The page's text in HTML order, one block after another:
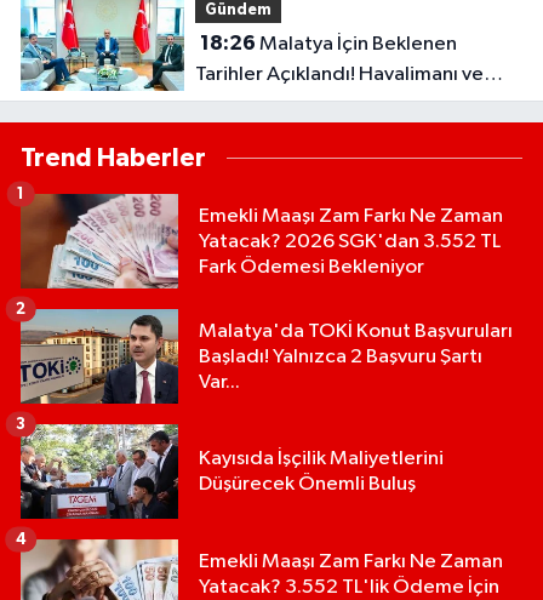
Gündem
18:26
Tarihler Açıklandı! Havalimanı ve
Çevre Yolu Açılıyor..
Trend Haberler
Emekli Maaşı Zam Farkı Ne Zaman
Yatacak? 2026 SGK'dan 3.552 TL
Fark Ödemesi Bekleniyor
1
Malatya'da TOKİ Konut Başvuruları
Başladı! Yalnızca 2 Başvuru Şartı
Var...
2
Kayısıda İşçilik Maliyetlerini
Düşürecek Önemli Buluş
3
Emekli Maaşı Zam Farkı Ne Zaman
Yatacak? 3.552 TL'lik Ödeme İçin
4